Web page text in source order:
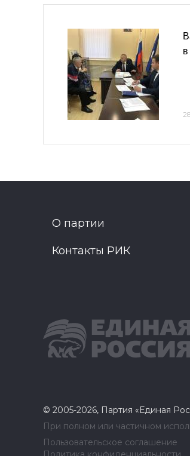
О партии
Контакты РИК
© 2005-2026, Партия «Единая
При полном или частичном
Пользовательское соглашение